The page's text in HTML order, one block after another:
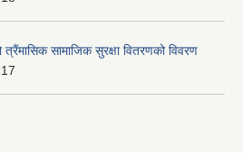
सामाजिक सुरक्षा वितरणको विवरण